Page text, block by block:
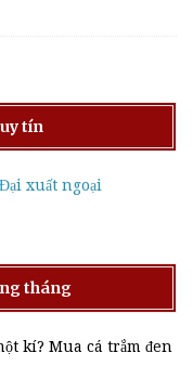
tín
xuất ngoại
tháng
kí? Mua cá trắm đen